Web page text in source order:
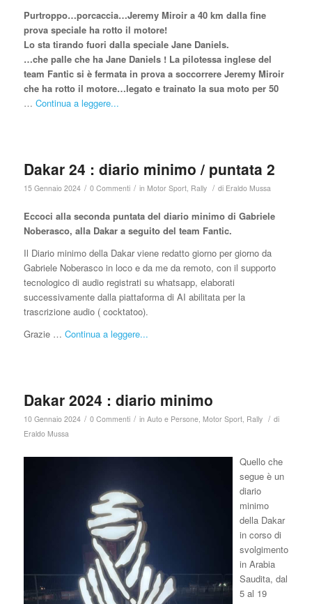
Purtroppo…porcaccia…Jeremy Miroir a 40 km dalla fine
prova speciale ha rotto il motore!
Lo sta tirando fuori dalla speciale Jane Daniels.
…che palle che ha Jane Daniels ! La pilotessa inglese del
team Fantic si è fermata in prova a soccorrere Jeremy Miroir
che ha rotto il motore…legato e trainato la sua moto per 50
… Continua a leggere...
Dakar 24 : diario minimo / puntata 2
15 Gennaio 2024 / 0 Commenti / in Motor Sport, Rally / di Eraldo Mussa
Eccoci alla seconda puntata del diario minimo di Gabriele
Noberasco, alla Dakar a seguito del team Fantic.
Il Diario minimo della Dakar viene redatto giorno per giorno da
Gabriele Noberasco in loco e da me da remoto, con il supporto
tecnologico di audio registrati su whatsapp, elaborati
successivamente dalla piattaforma di AI abilitata per la
trascrizione audio ( cocktatoo).
Grazie … Continua a leggere...
Dakar 2024 : diario minimo
10 Gennaio 2024 / 0 Commenti / in Auto e Persone, Motor Sport, Rally / di
Eraldo Mussa
Quello che
segue è un
diario
minimo
della Dakar
in corso di
svolgimento
in Arabia
Saudita, dal
5 al 19